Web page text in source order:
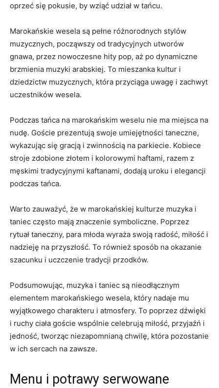
oprzeć się ⁣pokusie,⁣ by wziąć ​udział‍ w tańcu.
Marokańskie wesela są pełne różnorodnych stylów
muzycznych,⁤ począwszy⁣ od ⁢tradycyjnych utworów
gnawa, przez⁢ nowoczesne hity pop, aż po ‌dynamiczne
brzmienia ⁤muzyki arabskiej. To mieszanka kultur i
dziedzictw muzycznych, ⁤która‌ przyciąga uwagę i zachwyt
uczestników wesela.
Podczas tańca na marokańskim weselu nie ma⁣ miejsca na
​nudę.⁢ Goście⁢ prezentują swoje umiejętności taneczne,
⁢wykazując⁢ się gracją i⁤ zwinnością na parkiecie. ‌Kobiece​
stroje zdobione ​złotem i ⁤kolorowymi ⁢haftami, ⁢razem‍ z​
męskimi⁢ tradycyjnymi ​kaftanami,‌ dodają uroku i elegancji
podczas tańca.
Warto zauważyć, że w ⁤marokańskiej ⁢kulturze muzyka i‍
taniec często mają znaczenie symboliczne. Poprzez
rytuał taneczny, para młoda wyraża swoją radość,⁣ miłość i
nadzieję na przyszłość.‍ To również sposób na okazanie‌
szacunku ‍i uczczenie⁤ tradycji przodków.
Podsumowując, muzyka i ⁤taniec ‍są nieodłącznym
elementem marokańskiego wesela, który‌ nadaje‍ mu
wyjątkowego charakteru i atmosfery. To poprzez⁢ dźwięki
i ⁤ruchy ciała goście wspólnie celebrują‌ miłość,⁤ przyjaźń i
⁤jedność, tworząc niezapomnianą‍ chwilę,‌ która pozostanie‌
w‍ ich sercach⁣ na zawsze.
Menu i ⁢potrawy‌ serwowane